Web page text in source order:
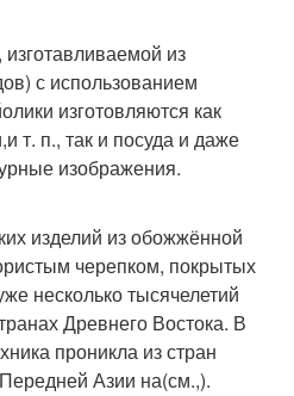
из
с использованием
изготовляются как
т. п., так и посуда и даже
изображения.
изделий из обожжённой
черепком, покрытых
несколько тысячелетий
Древнего Востока. В
проникла из стран
Азии на(см.,).